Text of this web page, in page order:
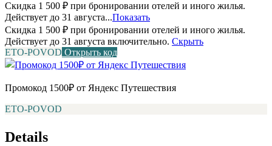
Скидка 1 500 ₽ при бронировании отелей и иного жилья.
Действует до 31 августа...Показать
Скидка 1 500 ₽ при бронировании отелей и иного жилья.
Действует до 31 августа включительно. Скрыть
ETO-POVOD Открыть код
Промокод 1500₽ от Яндекс Путешествия
ETO-POVOD
Details